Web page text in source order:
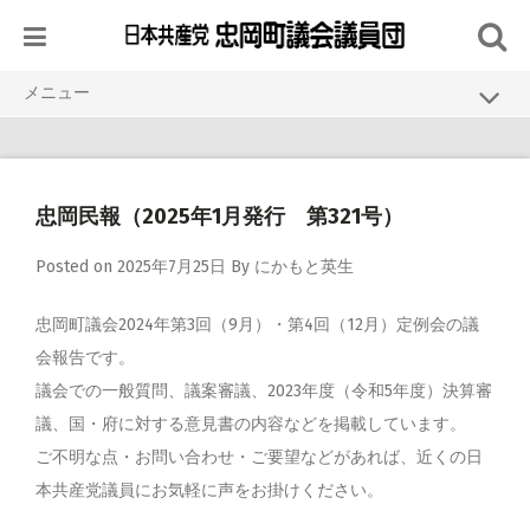
content
メニュー
議会活動
活動報告
資料・発行物
リンク
忠岡民報（2025年1月発行 第321号）
Posted on 2025年7月25日 By にかもと英生
忠岡町議会2024年第3回（9月）・第4回（12月）定例会の議
会報告です。
議会での一般質問、議案審議、2023年度（令和5年度）決算審
議、国・府に対する意見書の内容などを掲載しています。
ご不明な点・お問い合わせ・ご要望などがあれば、近くの日
本共産党議員にお気軽に声をお掛けください。